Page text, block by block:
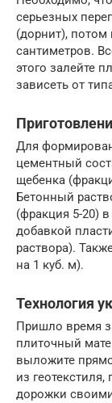
серьезных
(дорнит), потом
сантиметров.
этого залейте
зависеть от
Для
цементный
щебенка
Бетонный
(фракция 5-20)
добавкой
раствора).
на 1 куб. м).
Технология
Пришло время
плиточный
выложите
из
дорожки